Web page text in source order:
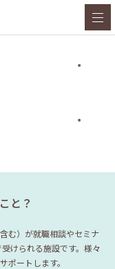
と？
む）が就職相談やセミナ
けられる施設です。様々
ポートします。